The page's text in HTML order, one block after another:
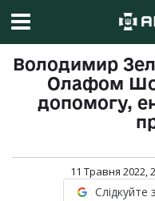
Володимир
Олафом
допомогу,
11 Травня 2022,
Слідкуйте